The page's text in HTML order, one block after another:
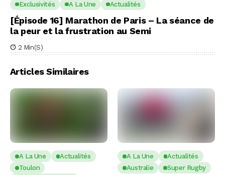
Exclusivités A La Une Actualités
[Épisode 16] Marathon de Paris – La séance de
la peur et la frustration au Semi
2 Min(s)
Articles Similaires
A La Une
Actualités
Toulon
A La Une
Actualités
Australie
Super Rugby